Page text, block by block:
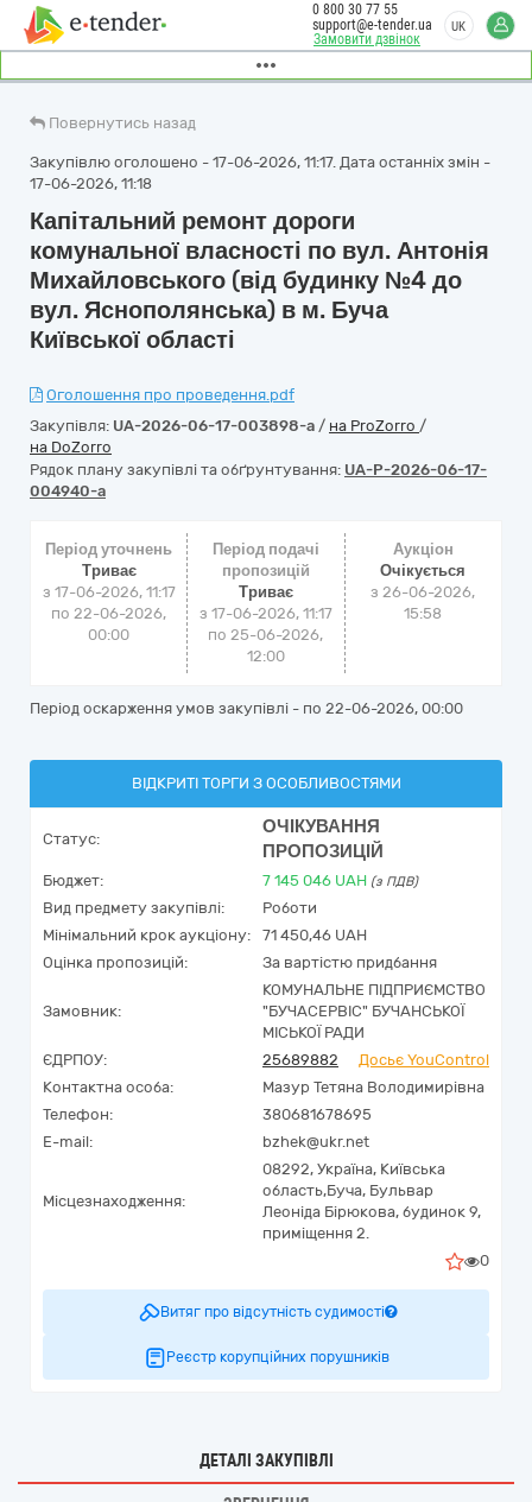
Замовити дзвінок
0 800 30 77 55
support@e-tender.ua
UK
Повернутись назад
Закупівлю оголошено - 17-06-2026, 11:17. Дата останніх змін -
17-06-2026, 11:18
Капітальний ремонт дороги
комунальної власності по вул. Антонія
Михайловського (від будинку №4 до
вул. Яснополянська) в м. Буча
Київської області
Оголошення про проведення.pdf
Закупівля: UA-2026-06-17-003898-a / на ProZorro /
на DoZorro
Рядок плану закупівлі та обґрунтування: UA-P-2026-06-17-
004940-a
Період уточнень
Триває
з 17-06-2026, 11:17
по 22-06-2026,
00:00
Період подачі
пропозицій
Триває
з 17-06-2026, 11:17
по 25-06-2026,
12:00
Аукціон
Очікується
з26-06-2026,
15:58
Період оскарження умов закупівлі - по 22-06-2026, 00:00
ВІДКРИТІ ТОРГИ З ОСОБЛИВОСТЯМИ
Статус:
ОЧІКУВАННЯ
ПРОПОЗИЦІЙ
Бюджет: 7 145 046 UAH (з ПДВ)
Вид предмету закупівлі:
Роботи
Мінімальний крок аукціону:
71 450,46 UAH
Оцінка пропозицій:
За вартістю придбання
Замовник:
КОМУНАЛЬНЕ ПІДПРИЄМСТВО
"БУЧАСЕРВІС" БУЧАНСЬКОЇ
МІСЬКОЇ РАДИ
ЄДРПОУ:
25689882
Досьє YouControl
Контактна особа:
Мазур Тетяна Володимирівна
Телефон:
380681678695
E-mail:
bzhek@ukr.net
Місцезнаходження:
08292, Україна, Київська
область,Буча, Бульвар
Леоніда Бірюкова, будинок 9,
приміщення 2.
0
Витяг про відсутність судимості
Реєстр корупційних порушників
ДЕТАЛІ ЗАКУПІВЛІ